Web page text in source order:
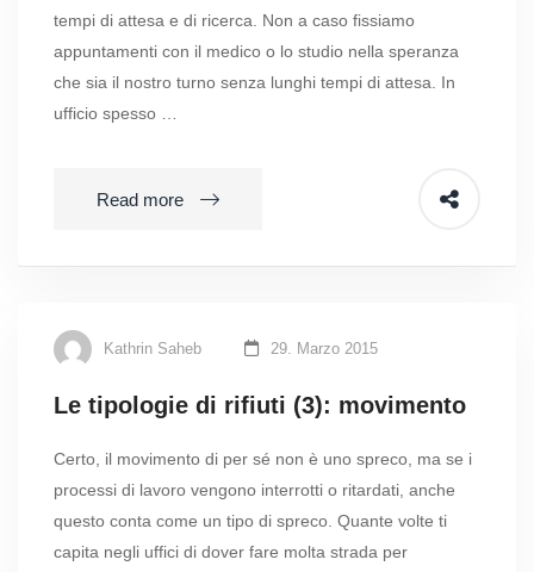
tempi di attesa e di ricerca. Non a caso fissiamo
appuntamenti con il medico o lo studio nella speranza
che sia il nostro turno senza lunghi tempi di attesa. In
ufficio spesso …
Read more
Kathrin Saheb 29. Marzo 2015
Le tipologie di rifiuti (3): movimento
Certo, il movimento di per sé non è uno spreco, ma se i
processi di lavoro vengono interrotti o ritardati, anche
questo conta come un tipo di spreco. Quante volte ti
capita negli uffici di dover fare molta strada per